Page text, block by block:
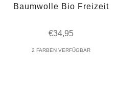
Baumwolle Bio Freizeit
Angebot
€34,95
2 FARBEN VERFÜGBAR